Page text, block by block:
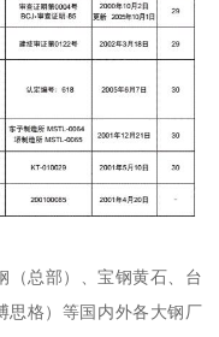
（总部）、宝钢黄石、台
思格）等国内外各大钢厂